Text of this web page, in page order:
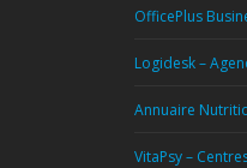
OfficePlus
Logidesk –
Annuaire
VitaPsy –